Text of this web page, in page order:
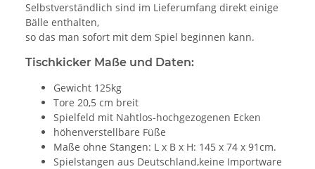
Selbstverständlich sind im Lieferumfang direkt einige
Bälle enthalten,
so das man sofort mit dem Spiel beginnen kann.
Tischkicker Maße und Daten:
Gewicht 125kg
Tore 20,5 cm breit
Spielfeld mit Nahtlos-hochgezogenen Ecken
höhenverstellbare Füße
Maße ohne Stangen: L x B x H: 145 x 74 x 91cm.
Spielstangen aus Deutschland,keine Importware